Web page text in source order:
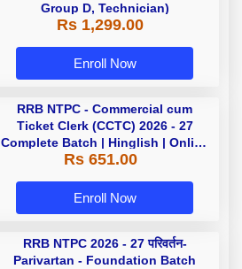
Group D, Technician)
Rs 1,299.00
Enroll Now
RRB NTPC - Commercial cum
Ticket Clerk (CCTC) 2026 - 27
Complete Batch | Hinglish | Online
Live Classes By Adda247
Rs 651.00
Enroll Now
RRB NTPC 2026 - 27 परिवर्तन-
Parivartan - Foundation Batch